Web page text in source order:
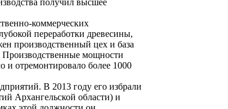
получил высшее
коммерческих
переработки древесины,
производственный цех и база
Производственные мощности
и отремонтировало более 1000
В 2013 году его избрали
Архангельской области) и